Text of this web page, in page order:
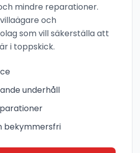
mindre reparationer.
och
som vill säkerställa att
i toppskick.
underhåll
bekymmersfri